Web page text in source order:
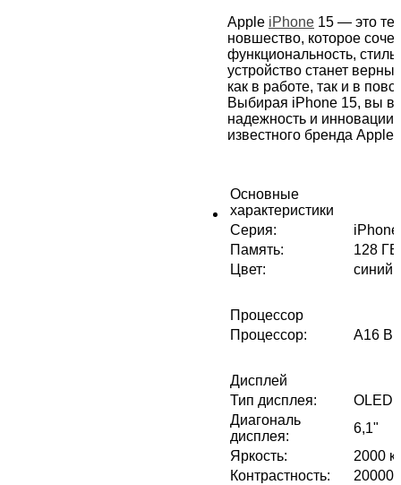
Apple iPhone 15 — это
новшество, которое
функциональность, стиль
устройство станет
как в работе, так и в
Выбирая iPhone 15, вы
надежность и инновации
известного бренда Apple.
Основные
характеристики
Серия:
Память:
128 ГБ
Цвет: синий
Процессор
Процессор: A16
Дисплей
Тип дисплея:
OLED
Диагональ
дисплея:
6,1"
Яркость:
2000
Контрастность: